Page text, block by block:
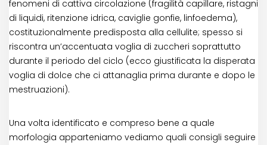
fenomeni di cattiva circolazione (fragilità capillare, ristagni
di liquidi, ritenzione idrica, caviglie gonfie, linfoedema),
costituzionalmente predisposta alla cellulite; spesso si
riscontra un’accentuata voglia di zuccheri soprattutto
durante il periodo del ciclo (ecco giustificata la disperata
voglia di dolce che ci attanaglia prima durante e dopo le
mestruazioni).
Una volta identificato e compreso bene a quale
morfologia apparteniamo vediamo quali consigli seguire